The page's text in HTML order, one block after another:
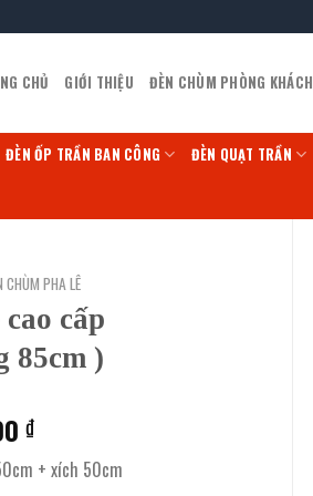
CHỦ GIỚI THIỆU ĐÈN CHÙM PHÒNG KHÁCH
ĐÈN ỐP TRẦN BAN CÔNG ĐÈN QUẠT TRẦN
CHÙM PHA LÊ
cấp
85cm )
₫Giá
hiện
tại
+ xích 50cm